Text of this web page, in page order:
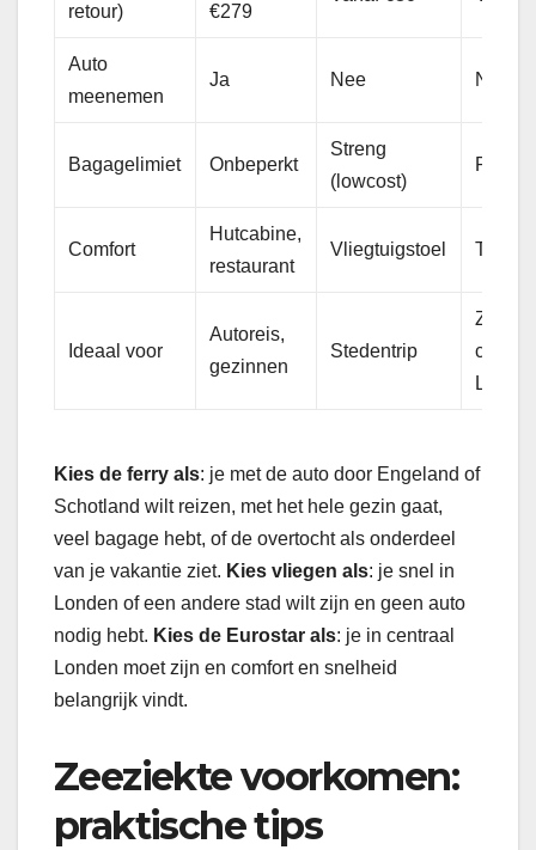
retour)
€279
Auto
meenemen
Ja Nee Nee
Bagagelimiet Onbeperkt
Streng
(lowcost)
Ruim
Comfort
Hutcabine,
restaurant
Vliegtuigstoel
Ideaal voor
Autoreis,
gezinnen
Stedentrip
Kies de ferry als: je met de auto door Engeland of
Schotland wilt reizen, met het hele gezin gaat,
veel bagage hebt, of de overtocht als onderdeel
van je vakantie ziet. Kies vliegen als: je snel in
Londen of een andere stad wilt zijn en geen auto
nodig hebt. Kies de Eurostar als: je in centraal
Londen moet zijn en comfort en snelheid
belangrijk vindt.
Zeeziekte voorkomen:
praktische tips